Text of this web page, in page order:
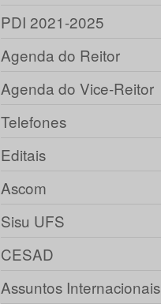
PDI 2021-2025
Agenda do Reitor
Agenda do Vice-Reitor
Telefones
Editais
Ascom
Sisu UFS
CESAD
Assuntos Internacionais